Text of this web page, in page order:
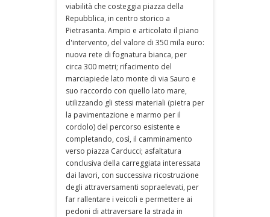
viabilità che costeggia piazza della
Repubblica, in centro storico a
Pietrasanta. Ampio e articolato il piano
d'intervento, del valore di 350 mila euro:
nuova rete di fognatura bianca, per
circa 300 metri; rifacimento del
marciapiede lato monte di via Sauro e
suo raccordo con quello lato mare,
utilizzando gli stessi materiali (pietra per
la pavimentazione e marmo per il
cordolo) del percorso esistente e
completando, così, il camminamento
verso piazza Carducci; asfaltatura
conclusiva della carreggiata interessata
dai lavori, con successiva ricostruzione
degli attraversamenti sopraelevati, per
far rallentare i veicoli e permettere ai
pedoni di attraversare la strada in